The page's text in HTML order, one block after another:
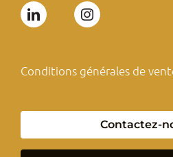
Conditions générales de
Contactez-